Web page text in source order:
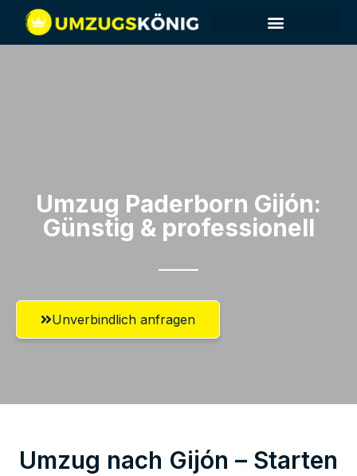
Umzug Paderborn​ Gijón:
Günstig & professionell​
Unverbindlich anfragen
Umzug nach Gijón – Starten